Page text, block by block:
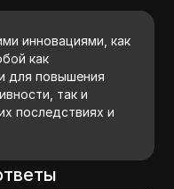
инновациями, как
как
для повышения
так и
последствиях и